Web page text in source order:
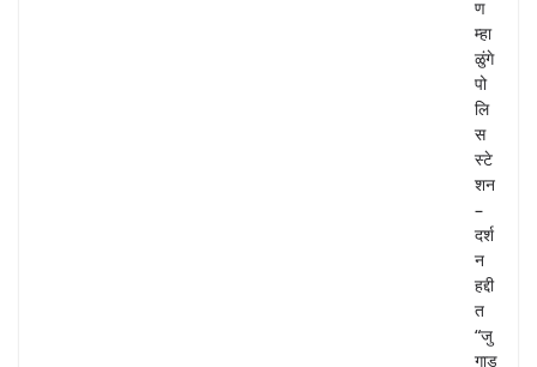
ण
म्हा
ळुंगे
पो
लि
स
स्टे
शन
–
दर्श
न
हद्दी
त
“जु
गाड